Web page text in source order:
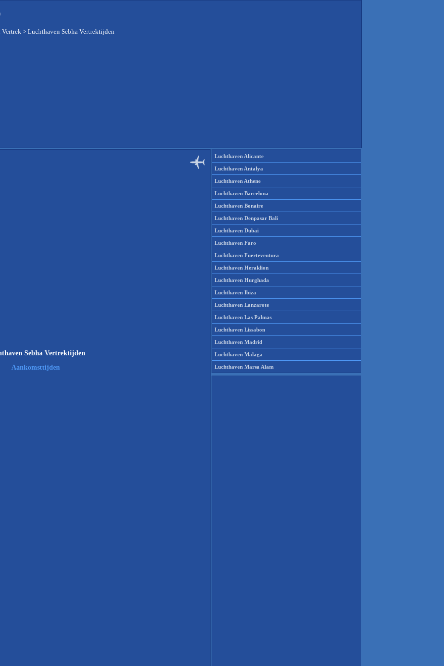
Vertrek> Luchthaven Sebha Vertrektijden
Sebha Vertrektijden
Aankomsttijden
Luchthaven Alicante
Luchthaven Antalya
Luchthaven Athene
Luchthaven Barcelona
Luchthaven Bonaire
Luchthaven Denpasar Bali
Luchthaven Dubai
Luchthaven Faro
Luchthaven Fuerteventura
Luchthaven Heraklion
Luchthaven Hurghada
Luchthaven Ibiza
Luchthaven Lanzarote
Luchthaven Las Palmas
Luchthaven Lissabon
Luchthaven Madrid
Luchthaven Malaga
Luchthaven Marsa Alam